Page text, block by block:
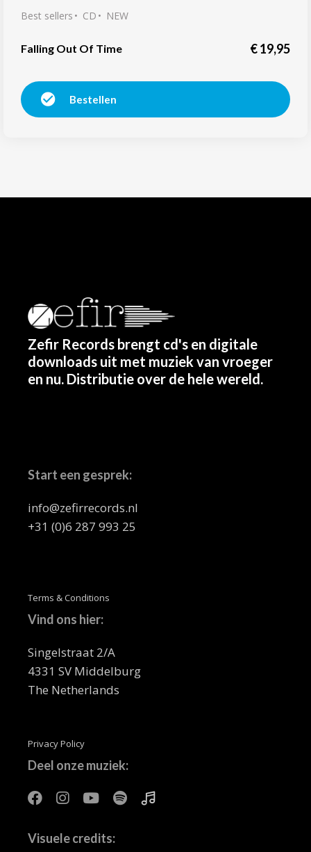
Best sellers CD NEW
Falling Out Of Time €19,95
Bestellen
Zefir Records brengt cd's en digitale
downloads uit met muziek van vroeger
en nu. Distributie over de hele wereld.
Start een gesprek:
info@zefirrecords.nl
+31 (0)6 287 993 25
Terms & Conditions
Vind ons hier:
Singelstraat 2/A
4331 SV Middelburg
The Netherlands
Privacy Policy
Deel onze muziek:
Visuele credits: